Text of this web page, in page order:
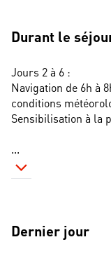
Durant le
Jours 2 à 6 :
Navigation de 6h à
conditions
Sensibilisation à la
...
Dernier jour